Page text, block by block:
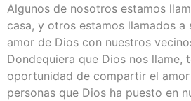
Algunos de nosotros estamos
casa, y otros estamos llamados
amor de Dios con nuestros
Dondequiera que Dios nos llame,
oportunidad de compartir el
personas que Dios ha puesto en